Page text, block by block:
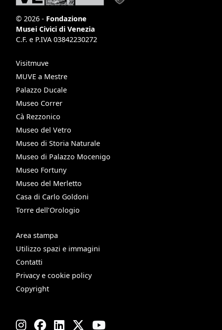
© 2026 - Fondazione
Musei Civici di Venezia
C.F. e P.IVA 03842230272
Visitmuve
MUVE a Mestre
Palazzo Ducale
Museo Correr
Cà Rezzonico
Museo del Vetro
Museo di Storia Naturale
Museo di Palazzo Mocenigo
Museo Fortuny
Museo del Merletto
Casa di Carlo Goldoni
Torre dell’Orologio
Area stampa
Utilizzo spazi e immagini
Contatti
Privacy e cookie policy
Copyright